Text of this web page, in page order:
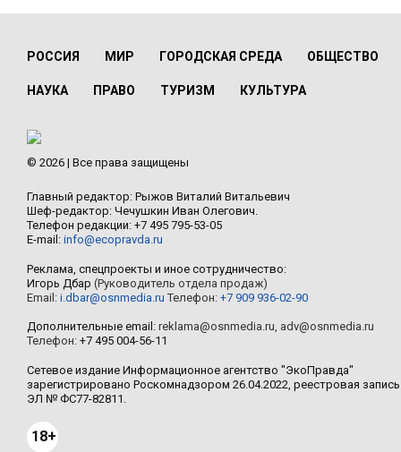
РОССИЯ МИР ГОРОДСКАЯ СРЕДА ОБЩЕСТВО
НАУКА ПРАВО ТУРИЗМ КУЛЬТУРА
© 2026 | Все права защищены
Главный редактор: Рыжов Виталий Витальевич
Шеф-редактор: Чечушкин Иван Олегович.
Телефон редакции: +7 495 795-53-05
E-mail: info@ecopravda.ru
Реклама, спецпроекты и иное сотрудничество:
Игорь Дбар (Руководитель отдела продаж)
Email: i.dbar@osnmedia.ru Телефон: +7 909 936-02-90
Дополнительные email: reklama@osnmedia.ru adv@osnmedia.ru
Телефон: +7 495 004-56-11
Сетевое издание Информационное агентство "ЭкоПравда"
зарегистрировано Роскомнадзором 26.04.2022, реестровая запись
ЭЛ № ФС77-82811.
18+